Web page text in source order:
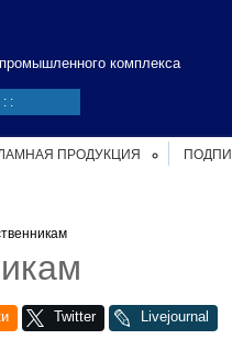
комплекса
: :
ПРОДУКЦИЯ